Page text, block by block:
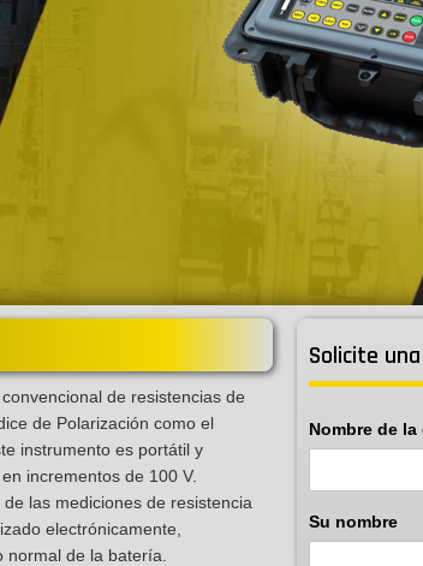
de resistencias de
de Polarización como el
instrumento es portátil y
incrementos de 100 V.
las mediciones de resistencia
electrónicamente,
de la batería.
Solicite
Nombre de la
Su nombre